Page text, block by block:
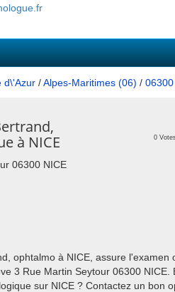
d\'Azur /Alpes-Maritimes (06) /
à NICE
0 Votes
06300 NICE
ophtalmo à NICE, assure l'examen
3 Rue Martin Seytour 06300
sur NICE ? Contactez un bon